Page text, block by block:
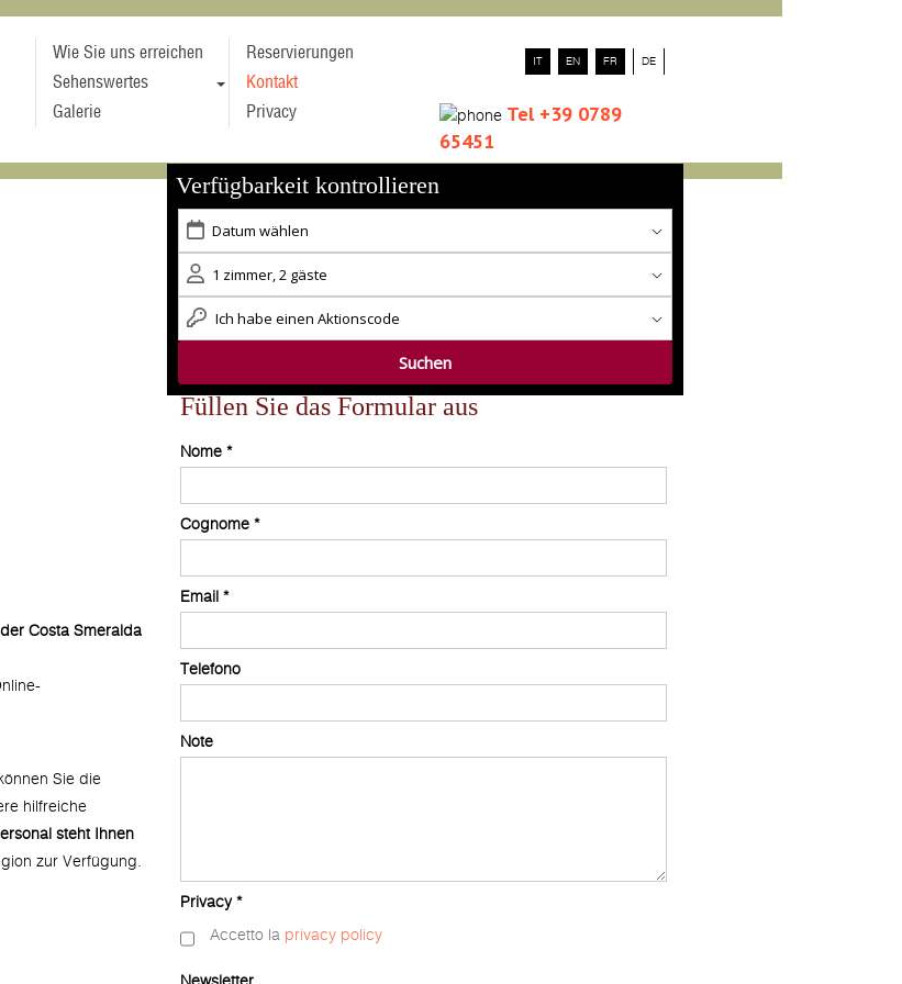
Wie Sie uns erreichen
Reservierungen
Sehenswertes
Kontakt
Galerie Privacy
IT EN FR DE
Tel +39 0789
65451
Verfügbarkeit kontrollieren
Costa Smeralda
Sie die
hilfreiche
steht Ihnen
zur Verfügung.
Füllen Sie das Formular aus
Nome *
Cognome *
Email *
Telefono
Note
Privacy *
Accetto la privacy policy